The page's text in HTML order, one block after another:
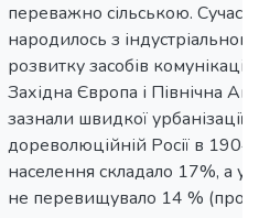
переважно сільською.
народилось з
розвитку засобів комунікацій,
Західна Європа і Північна
зазнали швидкої урбанізації,
дореволюційній Росії в 1904
населення складало 17%, а у
не перевищувало 14 %